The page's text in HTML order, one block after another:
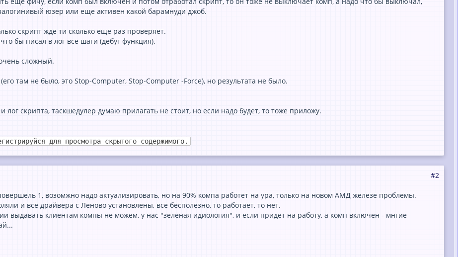
юзер или еще активен какой барамнуди джоб.
скрипт жде ти сколько еще раз проверяет.
бы писал в лог все шаги (дебуг функция).
сложный.
там не было, это Stop-Computer, Stop-Computer -Force), но результата не было.
лог скрипта, таскшедулер думаю прилагать не стоит, но если надо будет, то тоже приложу.
для просмотра скрытого содержимого.
#2
1, возомжно надо актуализировать, но на 90% компа работет на ура, только на новом АМД железе проблемы.
и все драйвера с Леново установлены, все бесполезно, то работает, то нет.
выдавать клиентам компы не можем, у нас "зеленая идиология", и если придет на работу, а комп включен - мнгие